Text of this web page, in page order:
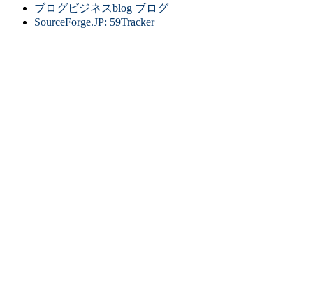
ブログビジネスblog ブログ
SourceForge.JP: 59Tracker